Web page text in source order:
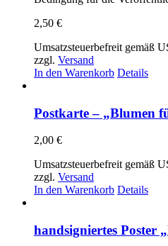
2,50 €
Umsatzsteuerbefreit gemäß
zzgl. Versand
In den Warenkorb Details
Postkarte – „Blumen
2,00 €
Umsatzsteuerbefreit gemäß
zzgl. Versand
In den Warenkorb Details
handsigniertes Poster